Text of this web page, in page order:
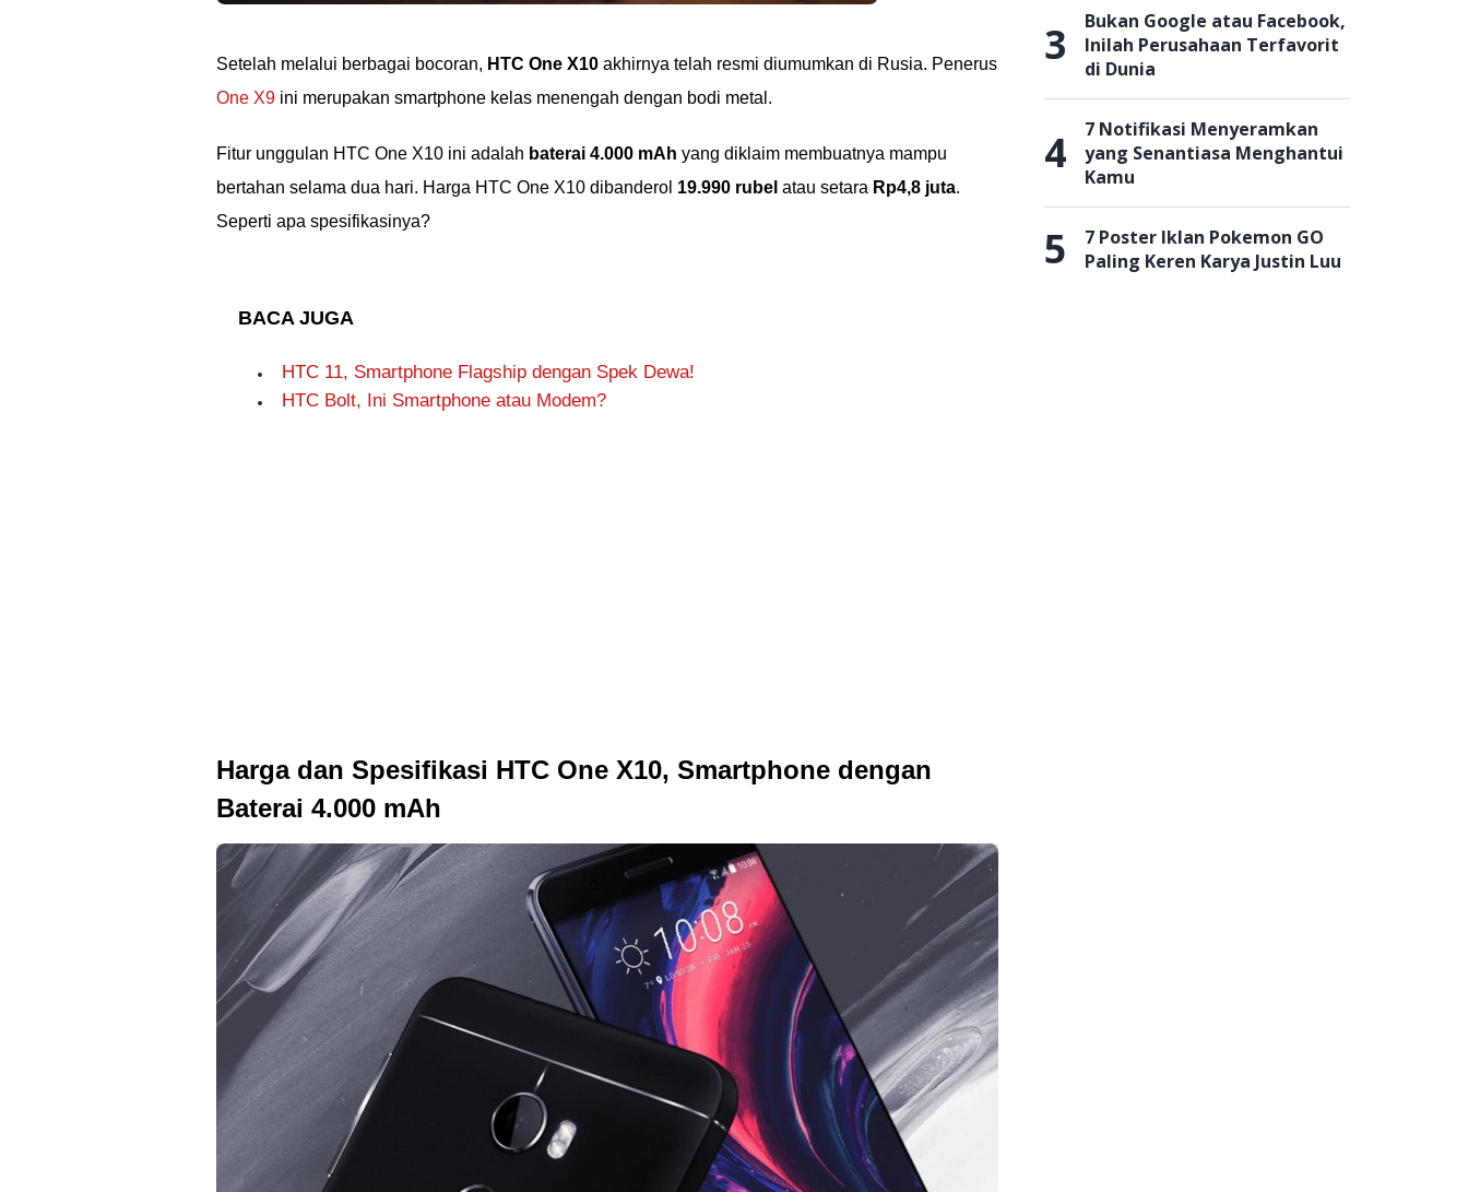
Setelah melalui berbagai bocoran, HTC One X10 akhirnya telah resmi diumumkan di Rusia. Penerus
One X9 ini merupakan smartphone kelas menengah dengan bodi metal.
Fitur unggulan HTC One X10 ini adalah baterai 4.000 mAh yang diklaim membuatnya mampu
bertahan selama dua hari. Harga HTC One X10 dibanderol 19.990 rubel atau setara Rp4,8 juta.
Seperti apa spesifikasinya?
BACA JUGA
HTC 11, Smartphone Flagship dengan Spek Dewa!
HTC Bolt, Ini Smartphone atau Modem?
Harga dan Spesifikasi HTC One X10, Smartphone dengan
Baterai 4.000 mAh
3
Bukan Google atau Facebook,
Inilah Perusahaan Terfavorit
di Dunia
4
7 Notifikasi Menyeramkan
yang Senantiasa Menghantui
Kamu
5
7 Poster Iklan Pokemon GO
Paling Keren Karya Justin Luu